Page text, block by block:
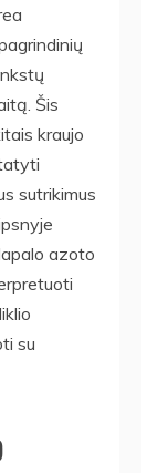
Šis
kraujo
sutrikimus
azoto
su